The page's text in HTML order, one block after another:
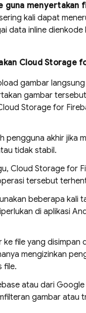
guna menyertakan
kali dapat
data inline
Cloud Storage
gambar
gambar
Storage for
akhir jika
tidak stabil.
Cloud Storage for
tersebut
beberapa kali
di aplikasi
file yang disimpan
mengizinkan
file.
atau dari Google
gambar atau